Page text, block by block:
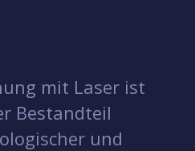
mit Laser ist
Bestandteil
und